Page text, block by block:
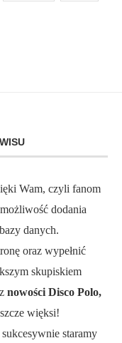
Wam, czyli fanom
dodania
danych.
oraz wypełnić
skupiskiem
nowości Disco Polo,
więksi!
staramy